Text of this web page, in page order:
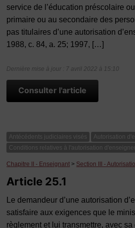
service de l’éducation préscolaire
primaire ou au secondaire des
pas titulaires d’une autorisation
1988, c. 84, a. 25; 1997, […]
Dernière mise à jour : 7 avril 2022 à 15:10
Consulter l'article
Antécédents judiciaires visés
Autorisation
Conditions relatives à l'autorisation d'enseigner
Chapitre II - Enseignant > Section III -
Article 25.1
Le demandeur d’une autorisation
satisfaire aux exigences que le
règlement et lui transmettre, avec